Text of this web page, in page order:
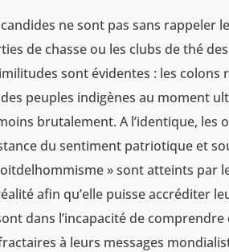
ne sont pas sans rappeler
de chasse ou les clubs de thé
sont évidentes : les colons
peuples indigènes au moment
brutalement. A l’identique, les
du sentiment patriotique et
» sont atteints par
afin qu’elle puisse accréditer
dans l’incapacité de comprendre
à leurs messages